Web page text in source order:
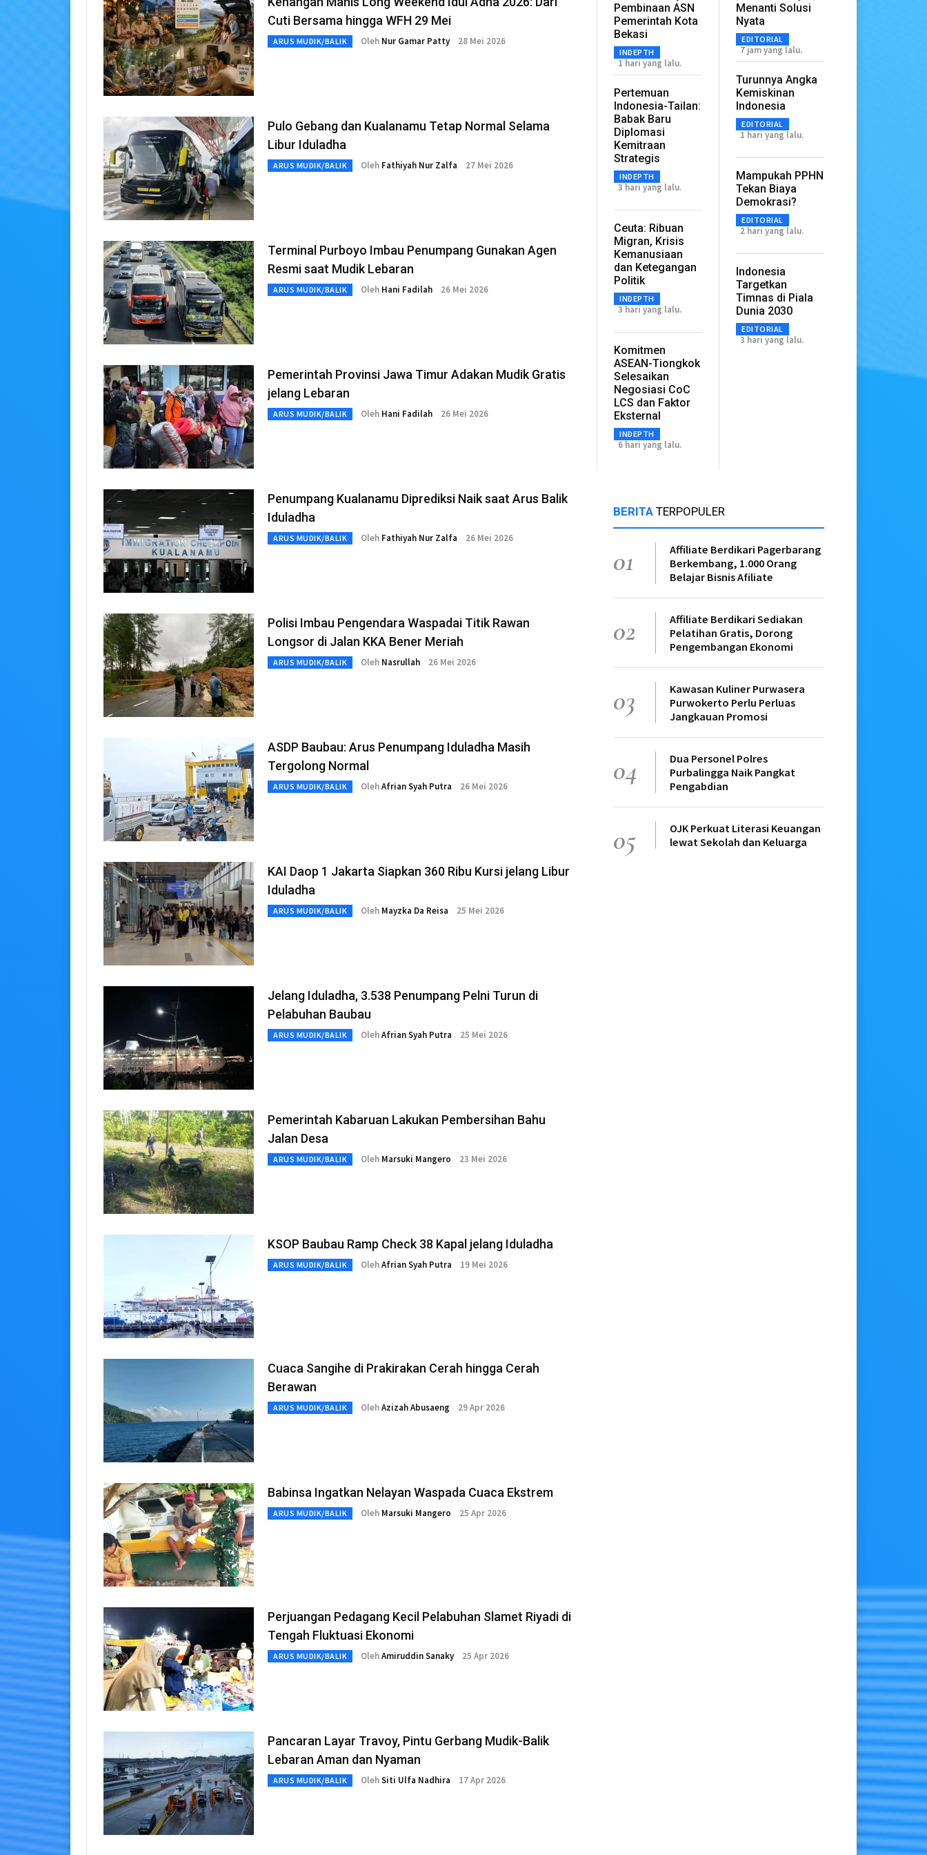
Cuti Bersama hingga WFH 29 Mei
ARUS MUDIK/BALIK Oleh Nur Gamar Patty 28 Mei 2026
Pulo Gebang dan Kualanamu Tetap Normal Selama
Libur Iduladha
ARUS MUDIK/BALIK Oleh Fathiyah Nur Zalfa 27 Mei 2026
Terminal Purboyo Imbau Penumpang Gunakan Agen
Resmi saat Mudik Lebaran
ARUS MUDIK/BALIK Oleh Hani Fadilah 26 Mei 2026
Pemerintah Provinsi Jawa Timur Adakan Mudik Gratis
jelang Lebaran
ARUS MUDIK/BALIK Oleh Hani Fadilah 26 Mei 2026
Penumpang Kualanamu Diprediksi Naik saat Arus Balik
Iduladha
ARUS MUDIK/BALIK Oleh Fathiyah Nur Zalfa 26 Mei 2026
Polisi Imbau Pengendara Waspadai Titik Rawan
Longsor di Jalan KKA Bener Meriah
ARUS MUDIK/BALIK Oleh Nasrullah 26 Mei 2026
ASDP Baubau: Arus Penumpang Iduladha Masih
Tergolong Normal
ARUS MUDIK/BALIK OlehAfrian Syah Putra 26 Mei 2026
KAI Daop 1 Jakarta Siapkan 360 Ribu Kursi jelang Libur
Iduladha
ARUS MUDIK/BALIK Oleh Mayzka Da Reisa 25 Mei 2026
Jelang Iduladha, 3.538 Penumpang Pelni Turun di
Pelabuhan Baubau
ARUS MUDIK/BALIK OlehAfrian Syah Putra 25 Mei 2026
Pemerintah Kabaruan Lakukan Pembersihan Bahu
Jalan Desa
ARUS MUDIK/BALIK Oleh Marsuki Mangero 23 Mei 2026
KSOP Baubau Ramp Check 38 Kapal jelang Iduladha
ARUS MUDIK/BALIK OlehAfrian Syah Putra 19 Mei 2026
Cuaca Sangihe di Prakirakan Cerah hingga Cerah
Berawan
ARUS MUDIK/BALIK OlehAzizah Abusaeng 29 Apr 2026
Babinsa Ingatkan Nelayan Waspada Cuaca Ekstrem
ARUS MUDIK/BALIK Oleh Marsuki Mangero 25 Apr 2026
Perjuangan Pedagang Kecil Pelabuhan Slamet Riyadi di
Tengah Fluktuasi Ekonomi
ARUS MUDIK/BALIK OlehAmiruddin Sanaky 25 Apr 2026
Pancaran Layar Travoy, Pintu Gerbang Mudik-Balik
Lebaran Aman dan Nyaman
ARUS MUDIK/BALIK OlehSiti Ulfa Nadhira 17 Apr 2026
Pembinaan ASN
Pemerintah Kota
Bekasi
INDEPTH
1 hari yang lalu.
Pertemuan
Indonesia-Tailan:
Babak Baru
Diplomasi
Kemitraan
Strategis
INDEPTH
3 hari yang lalu.
Ceuta: Ribuan
Migran, Krisis
Kemanusiaan
dan Ketegangan
Politik
INDEPTH
3 hari yang lalu.
Komitmen
ASEAN-Tiongkok
Selesaikan
Negosiasi CoC
LCS dan Faktor
Eksternal
INDEPTH
6 hari yang lalu.
Menanti Solusi
Nyata
EDITORIAL
7 jam yang lalu.
Turunnya Angka
Kemiskinan
Indonesia
EDITORIAL
1 hari yang lalu.
Mampukah PPHN
Tekan Biaya
Demokrasi?
EDITORIAL
2 hari yang lalu.
Indonesia
Targetkan
Timnas di Piala
Dunia 2030
EDITORIAL
3 hari yang lalu.
BERITATERPOPULER
01
Affiliate Berdikari Pagerbarang
Berkembang, 1.000 Orang
Belajar Bisnis Afiliate
02
Affiliate Berdikari Sediakan
Pelatihan Gratis, Dorong
Pengembangan Ekonomi
03
Kawasan Kuliner Purwasera
Purwokerto Perlu Perluas
Jangkauan Promosi
04
Dua Personel Polres
Purbalingga Naik Pangkat
Pengabdian
05
OJK Perkuat Literasi Keuangan
lewat Sekolah dan Keluarga